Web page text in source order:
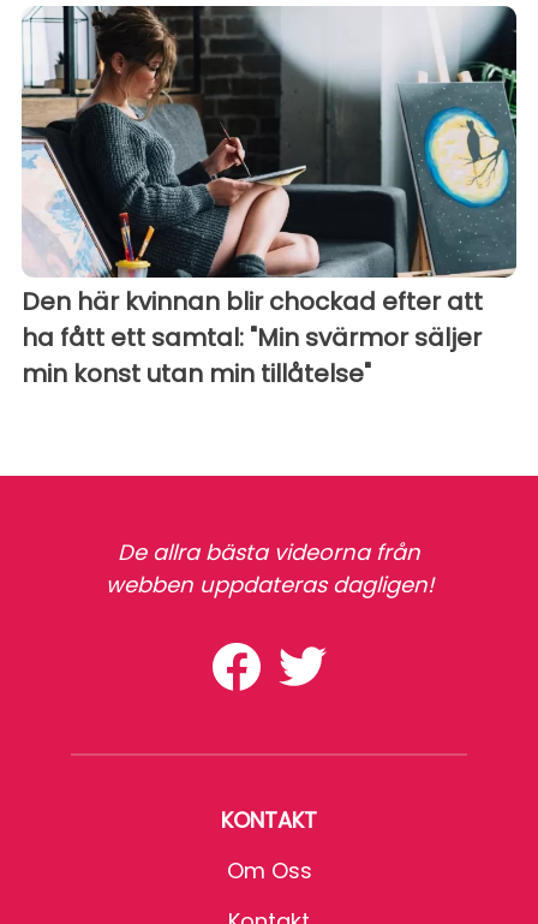
Den här kvinnan blir chockad efter att
ha fått ett samtal: "Min svärmor säljer
min konst utan min tillåtelse"
De allra bästa videorna från
webben uppdateras dagligen!
KONTAKT
Om Oss